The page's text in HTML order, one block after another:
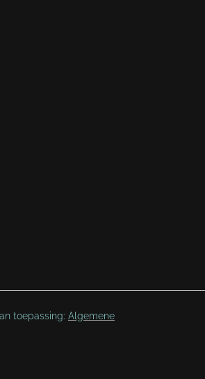
toepassing: Algemene